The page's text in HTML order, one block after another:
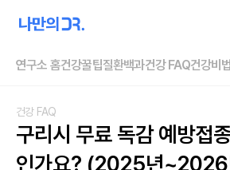
연구소 홈건강꿀팁질환백과건강 FAQ건강비법
건강 FAQ
구리시 무료 독감 예방접
인가요? (2025년~2026